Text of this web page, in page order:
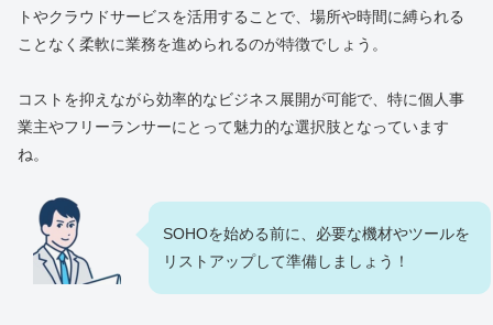
トやクラウドサービスを活用することで、場所や時間に縛られる
ことなく柔軟に業務を進められるのが特徴でしょう。
コストを抑えながら効率的なビジネス展開が可能で、特に個人事
業主やフリーランサーにとって魅力的な選択肢となっています
ね。
SOHOを始める前に、必要な機材やツールを
リストアップして準備しましょう！